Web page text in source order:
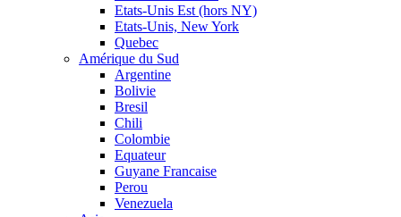
Etats-Unis Est (hors NY)
Etats-Unis, New York
Quebec
Amérique du Sud
Argentine
Bolivie
Bresil
Chili
Colombie
Equateur
Guyane Francaise
Perou
Venezuela